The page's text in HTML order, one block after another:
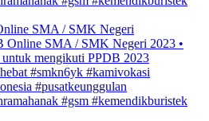
SMA / SMK Negeri